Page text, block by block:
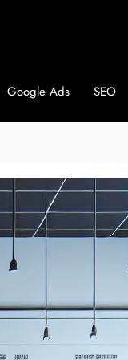
Google Ads SEO